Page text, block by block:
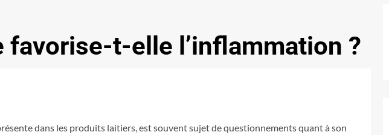
favorise-t-elle l’inflammation ?
dans les produits laitiers, est souvent sujet de questionnements quant à son